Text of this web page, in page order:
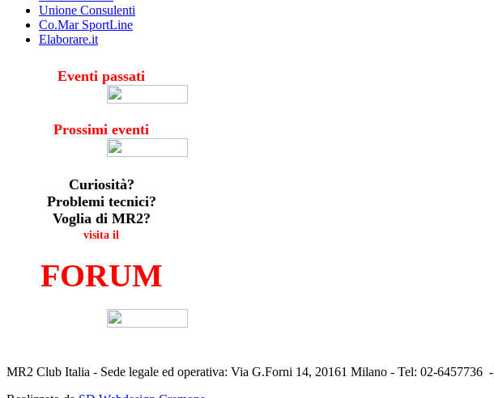
Unione Consulenti
Co.Mar SportLine
Elaborare.it
Eventi passati
Prossimi eventi
Curiosità?
Problemi tecnici?
Voglia di MR2?
visita il
FORUM
MR2 Club Italia - Sede legale ed operativa: Via G.Forni 14, 20161 Milano - Tel: 02-6457736 -